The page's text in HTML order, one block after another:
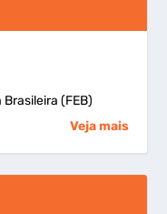
(FEB)
Veja mais